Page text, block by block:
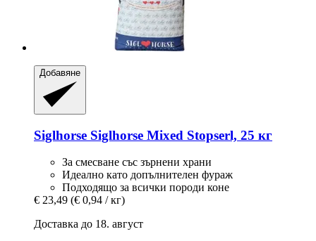
Добавяне
Siglhorse Siglhorse Mixed Stopserl, 25 кг
За смесване със зърнени храни
Идеално като допълнителен фураж
Подходящо за всички породи коне
€ 23,49 (€ 0,94 / кг)
Доставка до 18. август